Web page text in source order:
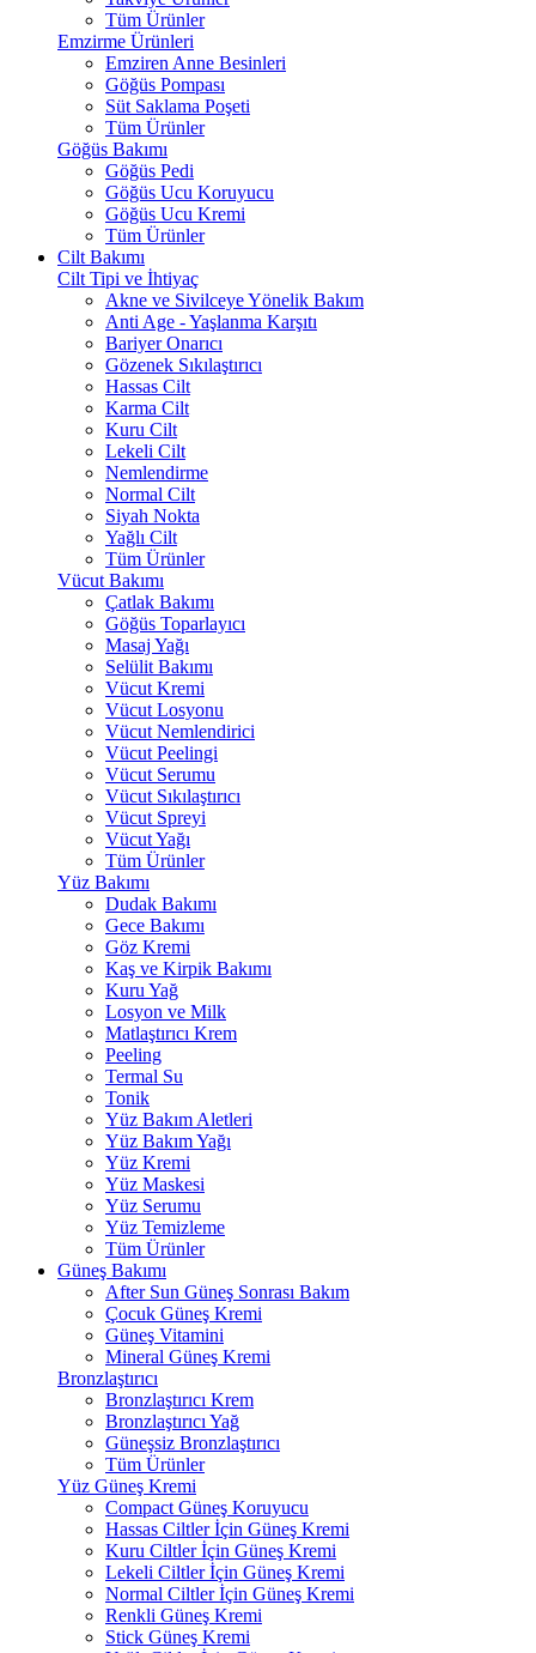
Tüm Ürünler
Emzirme Ürünleri
Emziren Anne Besinleri
Göğüs Pompası
Süt Saklama Poşeti
Tüm Ürünler
Göğüs Bakımı
Göğüs Pedi
Göğüs Ucu Koruyucu
Göğüs Ucu Kremi
Tüm Ürünler
Cilt Bakımı
Cilt Tipi ve İhtiyaç
Akne ve Sivilceye Yönelik Bakım
Anti Age - Yaşlanma Karşıtı
Bariyer Onarıcı
Gözenek Sıkılaştırıcı
Hassas Cilt
Karma Cilt
Kuru Cilt
Lekeli Cilt
Nemlendirme
Normal Cilt
Siyah Nokta
Yağlı Cilt
Tüm Ürünler
Vücut Bakımı
Çatlak Bakımı
Göğüs Toparlayıcı
Masaj Yağı
Selülit Bakımı
Vücut Kremi
Vücut Losyonu
Vücut Nemlendirici
Vücut Peelingi
Vücut Serumu
Vücut Sıkılaştırıcı
Vücut Spreyi
Vücut Yağı
Tüm Ürünler
Yüz Bakımı
Dudak Bakımı
Gece Bakımı
Göz Kremi
Kaş ve Kirpik Bakımı
Kuru Yağ
Losyon ve Milk
Matlaştırıcı Krem
Peeling
Termal Su
Tonik
Yüz Bakım Aletleri
Yüz Bakım Yağı
Yüz Kremi
Yüz Maskesi
Yüz Serumu
Yüz Temizleme
Tüm Ürünler
Güneş Bakımı
After Sun Güneş Sonrası Bakım
Çocuk Güneş Kremi
Güneş Vitamini
Mineral Güneş Kremi
Bronzlaştırıcı
Bronzlaştırıcı Krem
Bronzlaştırıcı Yağ
Güneşsiz Bronzlaştırıcı
Tüm Ürünler
Yüz Güneş Kremi
Compact Güneş Koruyucu
Hassas Ciltler İçin Güneş Kremi
Kuru Ciltler İçin Güneş Kremi
Lekeli Ciltler İçin Güneş Kremi
Normal Ciltler İçin Güneş Kremi
Renkli Güneş Kremi
Stick Güneş Kremi